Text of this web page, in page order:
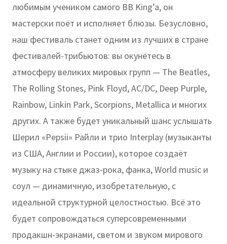
любимым учеником самого BB King’a, он
мастерски поёт и исполняет блюзы. Безусловно,
наш фестиваль станет одним из лучших в стране
фестивалей-трибьютов: вы окунётесь в
атмосферу великих мировых групп — The Beatles,
The Rolling Stones, Pink Floyd, AC/DC, Deep Purple,
Rainbow, Linkin Park, Scorpions, Metallica и многих
других. А также будет уникальный шанс услышать
Шерил «Pepsii» Райли и трио Interplay (музыканты
из США, Англии и России), которое создаёт
музыку на стыке джаз-рока, фанка, World music и
соул — динамичную, изобретательную, с
идеальной структурной целостностью. Всё это
будет сопровождаться суперсовременными
продакшн-экранами, светом и звуком мирового